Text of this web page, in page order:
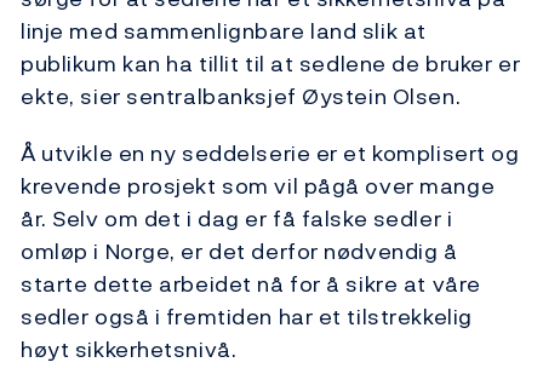
linje med sammenlignbare land slik at
publikum kan ha tillit til at sedlene de bruker er
ekte, sier sentralbanksjef Øystein Olsen.
Å utvikle en ny seddelserie er et komplisert og
krevende prosjekt som vil pågå over mange
år. Selv om det i dag er få falske sedler i
omløp i Norge, er det derfor nødvendig å
starte dette arbeidet nå for å sikre at våre
sedler også i fremtiden har et tilstrekkelig
høyt sikkerhetsnivå.